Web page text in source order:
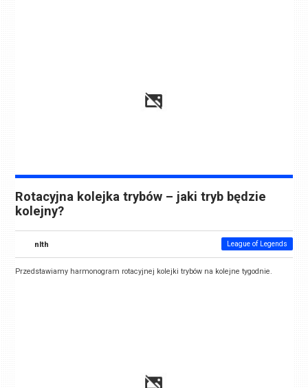
Rotacyjna kolejka trybów – jaki tryb będzie
kolejny?
nlth League of Legends
Przedstawiamy harmonogram rotacyjnej kolejki trybów na kolejne tygodnie.